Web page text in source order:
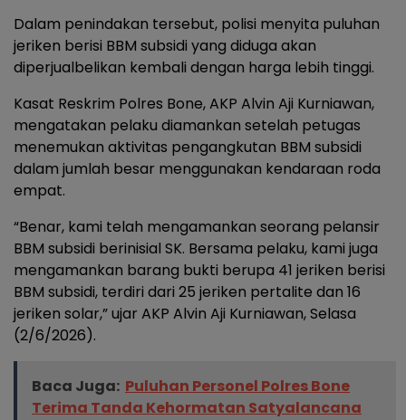
Dalam penindakan tersebut, polisi menyita puluhan
jeriken berisi BBM subsidi yang diduga akan
diperjualbelikan kembali dengan harga lebih tinggi.
Kasat Reskrim Polres Bone, AKP Alvin Aji Kurniawan,
mengatakan pelaku diamankan setelah petugas
menemukan aktivitas pengangkutan BBM subsidi
dalam jumlah besar menggunakan kendaraan roda
empat.
“Benar, kami telah mengamankan seorang pelansir
BBM subsidi berinisial SK. Bersama pelaku, kami juga
mengamankan barang bukti berupa 41 jeriken berisi
BBM subsidi, terdiri dari 25 jeriken pertalite dan 16
jeriken solar,” ujar AKP Alvin Aji Kurniawan, Selasa
(2/6/2026).
Baca Juga: Puluhan Personel Polres Bone
Terima Tanda Kehormatan Satyalancana